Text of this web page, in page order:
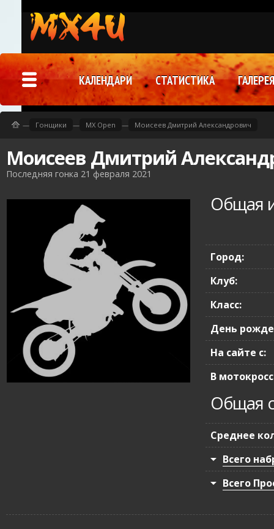
Моисеев Дмитрий
Последняя гонка 21 февраля 2021
Общая
Город:
Клуб:
Класс:
День
На сайте с:
В
Общая
Среднее
Всего
Всего
— Гонщики — MX Open — Моисеев Дмитрий Александрович
КАЛЕНДАРИ СТАТИСТИКА ГАЛЕРЕЯ